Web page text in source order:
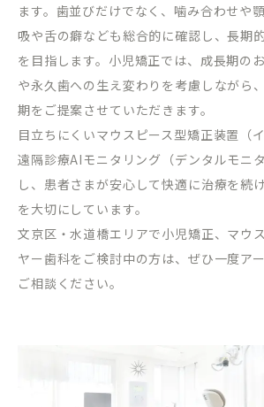
ます。歯並びだけでなく、噛み合わせや
吸や舌の癖なども総合的に確認し、長期
を目指します。小児矯正では、成長期の
や永久歯への生え変わりを考慮しながら
期をご提案させていただきます。
目立ちにくいマウスピース型矯正装置（
遠隔診療AIモニタリング（デンタルモニ
し、患者さまが安心して快適に治療を続
を大切にしています。
文京区・水道橋エリアで小児矯正、マウ
ヤー歯科をご検討中の方は、ぜひ一度ア
ご相談ください。